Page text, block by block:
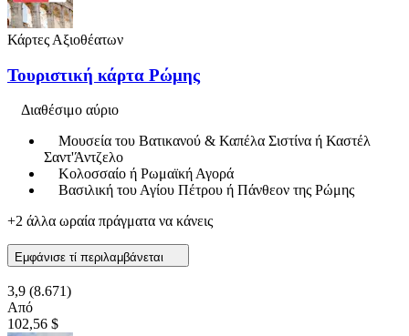
Κάρτες Αξιοθέατων
Τουριστική κάρτα Ρώμης
Διαθέσιμο αύριο
Μουσεία του Βατικανού & Καπέλα Σιστίνα ή Καστέλ
Σαντ'Άντζελο
Κολοσσαίο ή Ρωμαϊκή Αγορά
Βασιλική του Αγίου Πέτρου ή Πάνθεον της Ρώμης
+2 άλλα ωραία πράγματα να κάνεις
Εμφάνισε τί περιλαμβάνεται
3,9 (8.671)
Από
102,56 $